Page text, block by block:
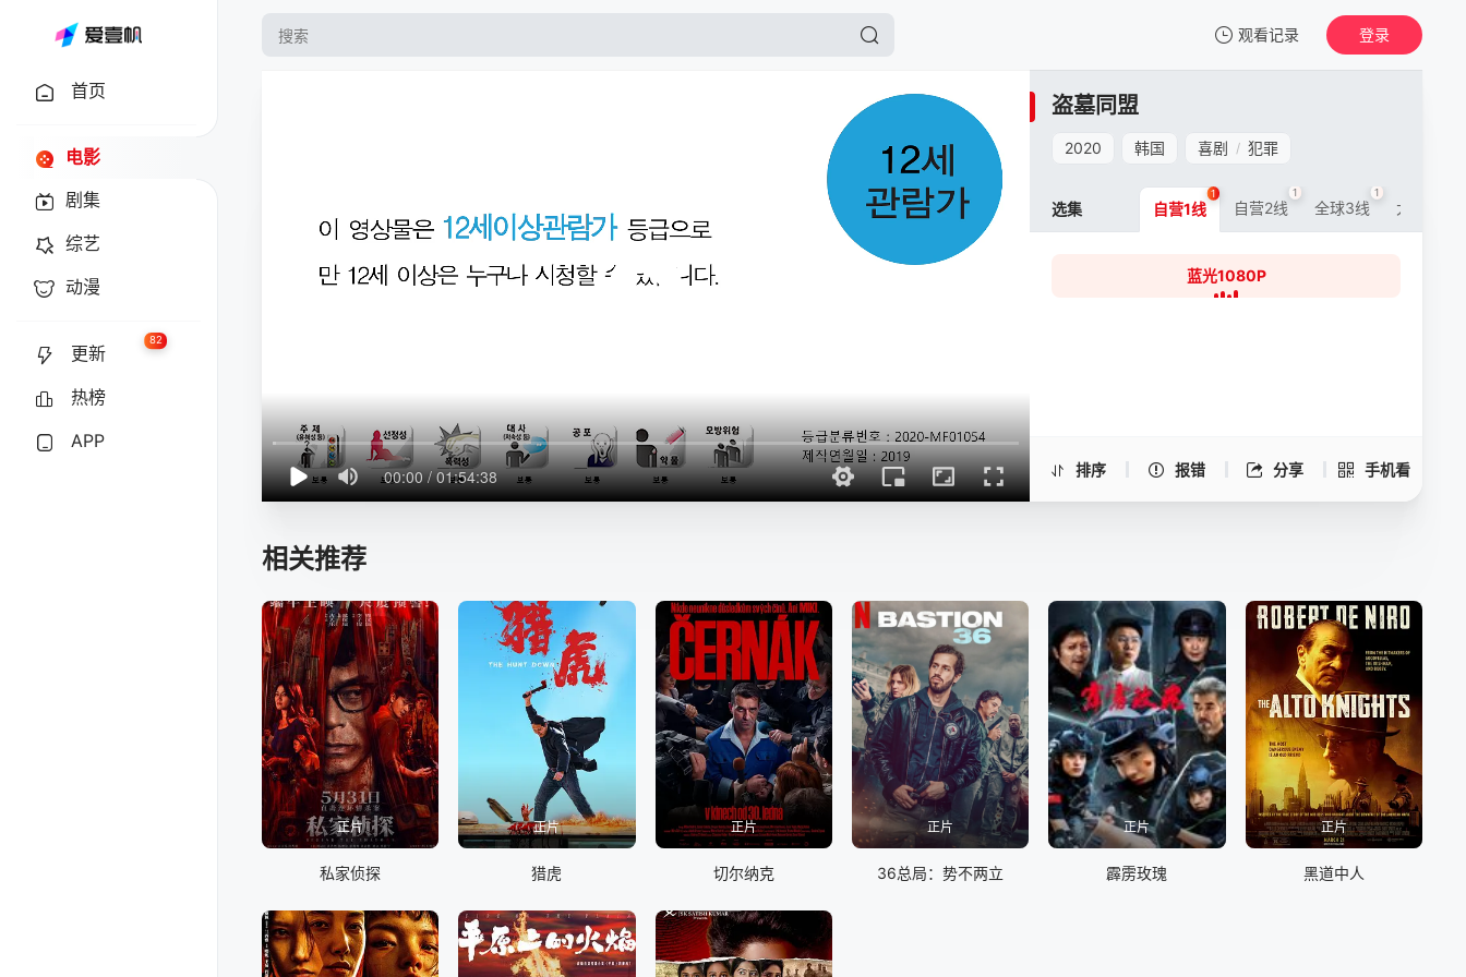
观看记录
我的观影记录
登录
首页
电影
剧集
综艺
动漫
更新
82
热榜
APP
盗墓同盟
2020 韩国 喜剧 / 犯罪
排序 报错 分享 手机看
盗墓同盟 -蓝光1080P
选集 自营1线
1
自营2线
1
全球3线
1
大陆5线
蓝光1080P
相关推荐
正片
私家侦探
正片
猎虎
正片
切尔纳克
正片
36总局：势不两立
正片
霹雳玫瑰
正片
黑道中人